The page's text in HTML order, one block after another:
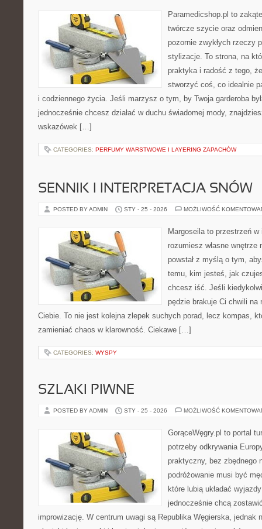
Paramedicshop.pl to
twórcze szycie oraz
pozornie zwykłych rzeczy
stylizacje. To strona, na
praktyka i radość z tego,
stworzyć coś, co idealnie
i codziennego życia. Jeśli marzysz o tym, by Twoja garderoba
jednocześnie chcesz działać w duchu świadomej mody,
wskazówek […]
CATEGORIES: PERFUMY WARSTWOWE I LAYERING ZAPACHÓW
SENNIK I INTERPRETACJA SNÓW
POSTED BY ADMIN STY - 25 - 2026 MOŻLIWOŚĆ
Margoseila to przestrzeń
rozumiesz własne
powstał z myślą o tym,
temu, kim jesteś, jak
chcesz iść. Jeśli
pędzie brakuje Ci chwili na
Ciebie. To nie jest kolejna zlepek suchych porad, lecz kompas,
zamieniać chaos w klarowność. Ciekawe […]
CATEGORIES: WYSPY
SZLAKI PIWNE
POSTED BY ADMIN STY - 25 - 2026 MOŻLIWOŚĆ
GorąceWęgry.pl to portal
potrzeby odkrywania
praktyczny, bez zbędnego
podróżowanie musi być
które lubią układać
jednocześnie chcą
improwizację. W centrum uwagi są Republika Węgierska, jednak